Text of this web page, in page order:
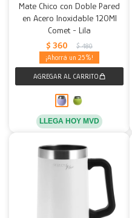
Mate Chico con Doble Pared
en Acero Inoxidable 120Ml
Comet - Lila
$ 360 $ 480
25
LLEGA HOY MVD